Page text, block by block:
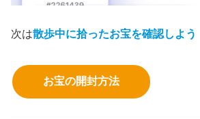
次は散歩中に拾ったお宝を確認しよう
お宝の開封方法